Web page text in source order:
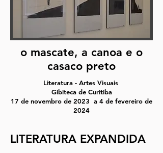
o mascate, a canoa e o
casaco preto
Literatura - Artes Visuais
Gibiteca de Curitiba
17 de novembro de 2023 a 4 de fevereiro de
2024
LITERATURA EXPANDIDA